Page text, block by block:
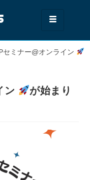
セミナー@オンライン
ン
が始まり